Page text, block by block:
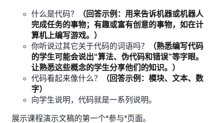
什么是代码？
（回答示例：用来告诉机器或机器人
完成任务的事物；有趣或富有创意的事物，如在计
算机上编写游戏。）
你听说过其它关于代码的词语吗？
（熟悉编写代码
的学生可能会说出“算法、伪代码和错误”等字眼。
让熟悉这些概念的学生分享他们的知识。）
代码看起来像什么？
（回答示例：模块、文本、数
字）
向学生说明，代码就是一系列说明。
展示课程演示文稿的第一个*参与*页面。